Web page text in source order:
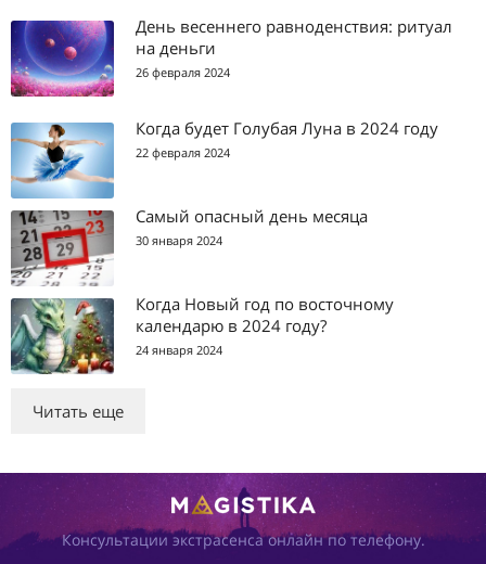
День весеннего равноденствия: ритуал
на деньги
26 февраля 2024
Когда будет Голубая Луна в 2024 году
22 февраля 2024
Самый опасный день месяца
30 января 2024
Когда Новый год по восточному
календарю в 2024 году?
24 января 2024
Читать еще
Консультации экстрасенса онлайн по телефону.